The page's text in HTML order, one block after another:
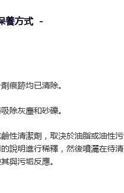
養方式 -
痕跡均已清除。
除灰塵和砂礫。
性清潔劑，取決於油脂或油性污
說明進行稀釋，然後噴灑在待清
與污垢反應。